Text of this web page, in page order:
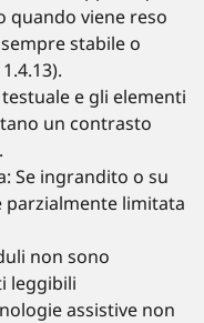
quando viene reso
stabile o
e gli elementi
un contrasto
Se ingrandito o su
parzialmente limitata
non sono
leggibili
assistive non